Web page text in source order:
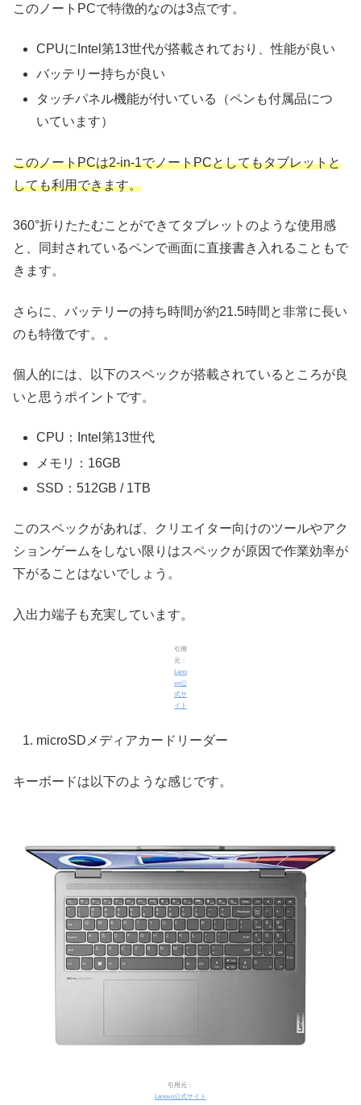
このノートPCで特徴的なのは3点です。
CPUにIntel第13世代が搭載されており、性能が良い
バッテリー持ちが良い
タッチパネル機能が付いている（ペンも付属品につ
いています）
このノートPCは2-in-1でノートPCとしてもタブレットと
しても利用できます。
360°折りたたむことができてタブレットのような使用感
と、同封されているペンで画面に直接書き入れることもで
きます。
さらに、バッテリーの持ち時間が約21.5時間と非常に長い
のも特徴です。。
個人的には、以下のスペックが搭載されているところが良
いと思うポイントです。
CPU：Intel第13世代
メモリ：16GB
SSD：512GB / 1TB
このスペックがあれば、クリエイター向けのツールやアク
ションゲームをしない限りはスペックが原因で作業効率が
下がることはないでしょう。
入出力端子も充実しています。
引用
元：
Leno
vo公
式サ
イト
microSDメディアカードリーダー
キーボードは以下のような感じです。
引用元：
Lenovo公式サイト